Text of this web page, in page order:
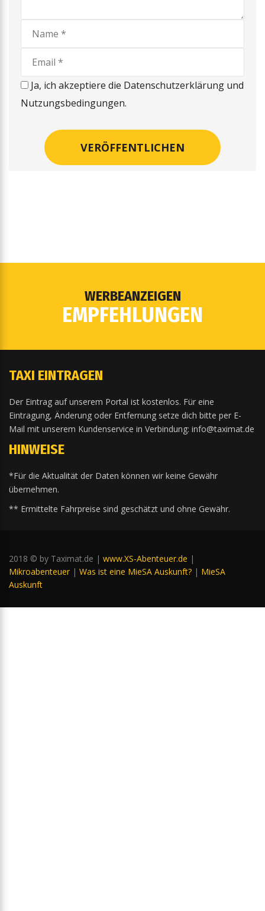
Ja, ich akzeptiere die Datenschutzerklärung und
Nutzungsbedingungen.
WERBEANZEIGEN
EMPFEHLUNGEN
TAXI EINTRAGEN
Der Eintrag auf unserem Portal ist kostenlos. Für eine
Eintragung, Änderung oder Entfernung setze dich bitte per E-
Mail mit unserem Kundenservice in Verbindung: info@taximat.de
HINWEISE
*Für die Aktualität der Daten können wir keine Gewähr
übernehmen.
** Ermittelte Fahrpreise sind geschätzt und ohne Gewähr.
2018 © by Taximat.de | www.XS-Abenteuer.de |
Mikroabenteuer | Was ist eine MieSA Auskunft? | MieSA
Auskunft